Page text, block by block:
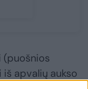
(puošnios
apvalių aukso